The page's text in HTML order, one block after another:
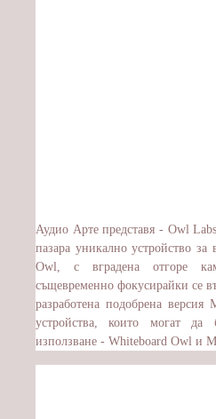
Аудио Арте представя - Owl
пазара уникално устройство за
Owl, с вградена отгоре
същевременно фокусирайки се
разработена подобрена
устройства, които могат
използване - Whiteboard Owl и